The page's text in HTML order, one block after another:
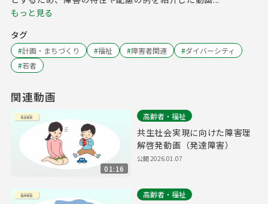
もっと見る
タグ
#計画・まちづくり #福祉 #障害者関連 #ダイバーシティ
#若者
関連動画
01:16
高齢者・福祉
共生社会実現に向けた障害理
解啓発動画（発達障害）
公開2026.01.07
高齢者・福祉